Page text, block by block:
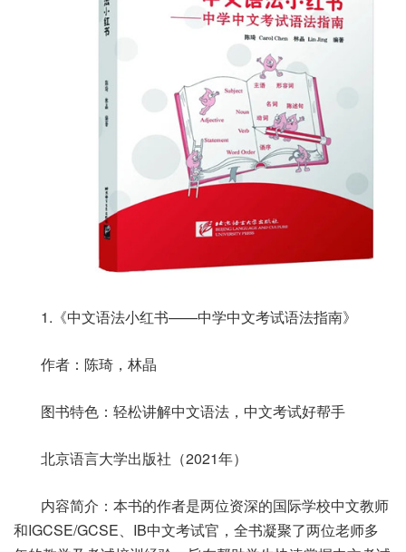
1.《中文语法小红书——中学中文考试语法指南》
作者：陈琦，林晶
图书特色：轻松讲解中文语法，中文考试好帮手
北京语言大学出版社（2021年）
内容简介：本书的作者是两位资深的国际学校中文教师
和IGCSE/GCSE、IB中文考试官，全书凝聚了两位老师多